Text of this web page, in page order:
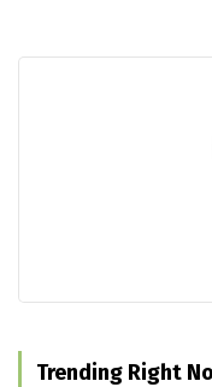
Trending Right